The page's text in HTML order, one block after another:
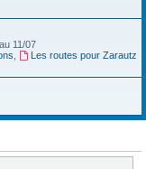
11/07
Les routes pour Zarautz